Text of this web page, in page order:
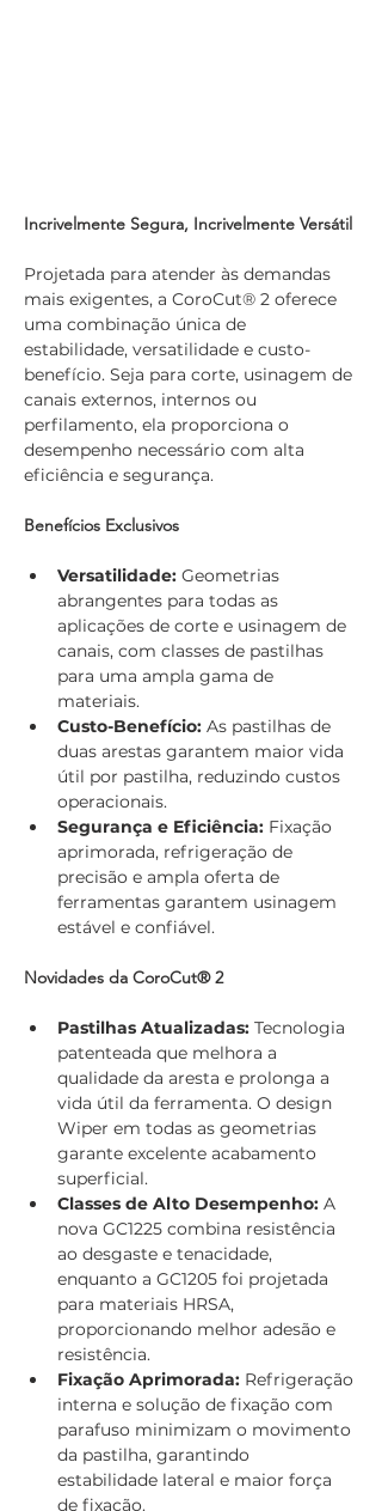
Incrivelmente Segura, Incrivelmente Versátil
Projetada para atender às demandas
mais exigentes, a CoroCut® 2 oferece
uma combinação única de
estabilidade, versatilidade e custo-
benefício. Seja para corte, usinagem de
canais externos, internos ou
perfilamento, ela proporciona o
desempenho necessário com alta
eficiência e segurança.
Benefícios Exclusivos
Versatilidade: Geometrias
abrangentes para todas as
aplicações de corte e usinagem de
canais, com classes de pastilhas
para uma ampla gama de
materiais.
Custo-Benefício: As pastilhas de
duas arestas garantem maior vida
útil por pastilha, reduzindo custos
operacionais.
Segurança e Eficiência: Fixação
aprimorada, refrigeração de
precisão e ampla oferta de
ferramentas garantem usinagem
estável e confiável.
Novidades da CoroCut® 2
Pastilhas Atualizadas: Tecnologia
patenteada que melhora a
qualidade da aresta e prolonga a
vida útil da ferramenta. O design
Wiper em todas as geometrias
garante excelente acabamento
superficial.
Classes de Alto Desempenho: A
nova GC1225 combina resistência
ao desgaste e tenacidade,
enquanto a GC1205 foi projetada
para materiais HRSA,
proporcionando melhor adesão e
resistência.
Fixação Aprimorada: Refrigeração
interna e solução de fixação com
parafuso minimizam o movimento
da pastilha, garantindo
estabilidade lateral e maior força
de fixação.